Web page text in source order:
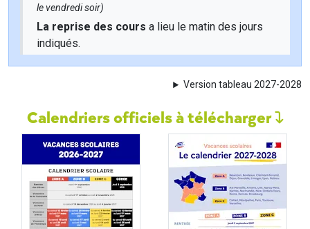
le vendredi soir)
La reprise des cours a lieu le matin des jours
indiqués.
Version tableau 2027-2028
Calendriers officiels à télécharger